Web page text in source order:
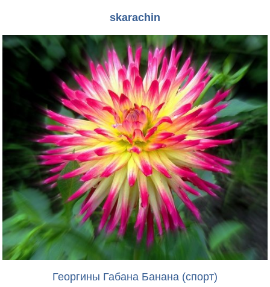
skarachin
Георгины Габана Банана (спорт)